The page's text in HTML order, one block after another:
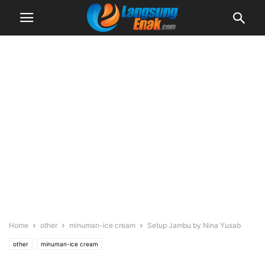
Home other minuman-ice cream Setup Jambu by Nina Yusab
other minuman-ice cream